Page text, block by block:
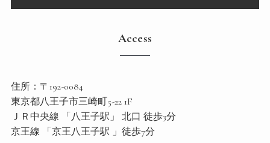
Access
住所：〒192-0084
東京都八王子市三崎町5-22 1F
ＪＲ中央線 「八王子駅」 北口 徒歩3分
京王線 「京王八王子駅 」徒歩7分